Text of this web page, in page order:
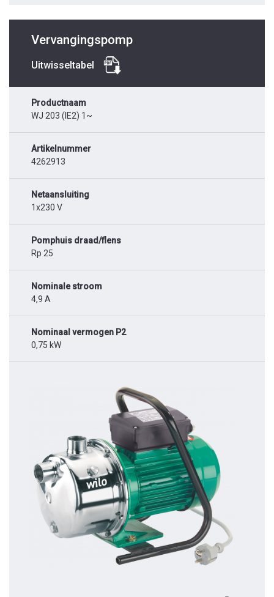
Vervangingspomp
Uitwisseltabel
Productnaam
WJ 203 (IE2) 1~
Artikelnummer
4262913
Netaansluiting
1x230 V
Pomphuis draad/flens
Rp 25
Nominale stroom
4,9 A
Nominaal vermogen P2
0,75 kW